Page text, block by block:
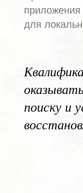
для
поиску и